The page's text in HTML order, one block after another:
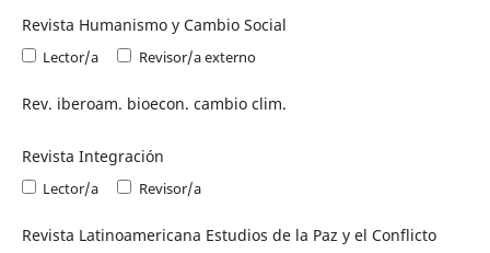
Revista Humanismo y Cambio Social
Lector/a Revisor/a externo
Rev. iberoam. bioecon. cambio clim.
Revista Integración
Lector/a Revisor/a
Revista Latinoamericana Estudios de la Paz y el Conflicto